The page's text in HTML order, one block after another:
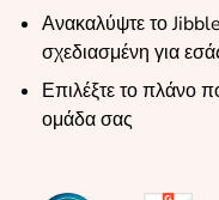
Ανακαλύψτε το
σχεδιασμένη για
Επιλέξτε το πλάνο
ομάδα σας